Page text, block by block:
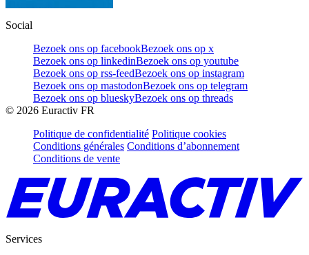
Social
Bezoek ons op facebookBezoek ons op x
Bezoek ons op linkedinBezoek ons op youtube
Bezoek ons op rss-feedBezoek ons op instagram
Bezoek ons op mastodonBezoek ons op telegram
Bezoek ons op blueskyBezoek ons op threads
© 2026 Euractiv FR
Politique de confidentialité Politique cookies
Conditions générales Conditions d’abonnement
Conditions de vente
Services